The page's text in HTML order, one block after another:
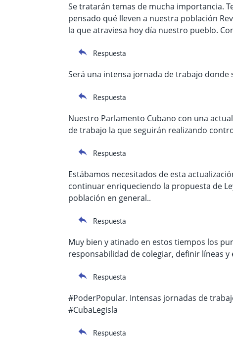
Se tratarán temas de mucha importancia.
pensado qué lleven a nuestra población
la que atraviesa hoy día nuestro pueblo.
Respuesta
Será una intensa jornada de trabajo
Respuesta
Nuestro Parlamento Cubano con una
de trabajo la que seguirán realizando
Respuesta
Estábamos necesitados de esta
continuar enriqueciendo la propuesta de
población en general..
Respuesta
Muy bien y atinado en estos tiempos los
responsabilidad de colegiar, definir líneas
Respuesta
#PoderPopular. Intensas jornadas de
#CubaLegisla
Respuesta